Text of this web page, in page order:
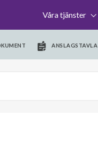
Våra tjänster
ANSLAGSTAVLA